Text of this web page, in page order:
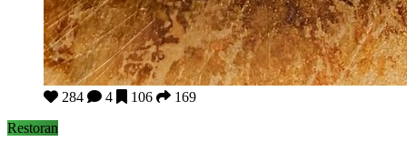
Roti Canai Gunsai Cabang Baru di Simpang 3 Pekanbaru
284 4 106
169
Restoran